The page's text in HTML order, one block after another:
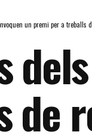
un premi per a treballs
de